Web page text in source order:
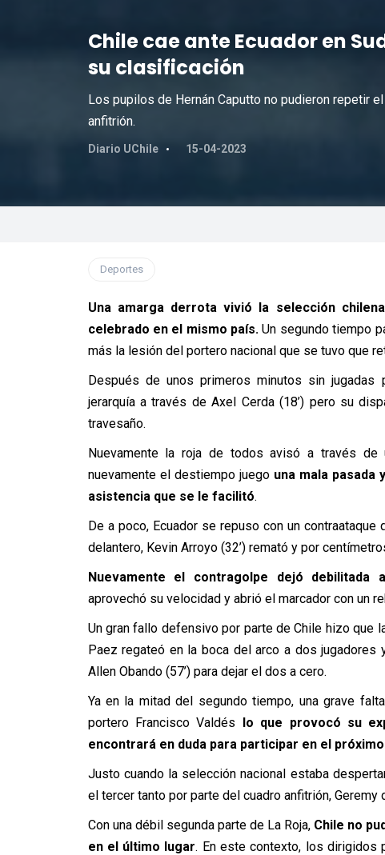
Chile cae ante Ecuador en
su clasificación
Los pupilos de Hernán Caputto no pudieron repetir
anfitrión.
Diario UChile 15-04-2023
Deportes
Una amarga derrota vivió la selección
celebrado en el mismo país. Un segundo tiempo
más la lesión del portero nacional que se tuvo que
Después de unos primeros minutos sin jugadas
jerarquía a través de Axel Cerda (18’) pero su
travesaño.
Nuevamente la roja de todos avisó a través
nuevamente el destiempo juego una mala pasada
asistencia que se le facilitó.
De a poco, Ecuador se repuso con un
delantero, Kevin Arroyo (32’) remató y por
Nuevamente el contragolpe dejó debilitada
aprovechó su velocidad y abrió el marcador con un
Un gran fallo defensivo por parte de Chile hizo que
Paez regateó en la boca del arco a dos jugadores
Allen Obando (57’) para dejar el dos a cero.
Ya en la mitad del segundo tiempo, una grave
portero Francisco Valdés lo que provocó su
encontrará en duda para participar en el
Justo cuando la selección nacional estaba
el tercer tanto por parte del cuadro anfitrión,
Con una débil segunda parte de La Roja, Chile no
en el último lugar. En este contexto, los dirigidos